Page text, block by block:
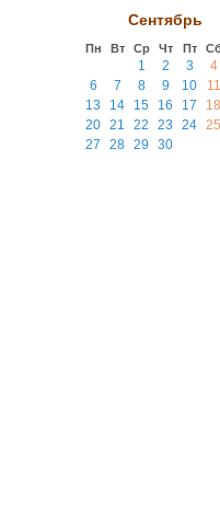
Сентябрь
Пн Вт Ср Чт Пт
1 2 3
4
6
7 8 9 10
11
13
14 15 16 17
18
20 21 22 23 24 25
27
28 29 30